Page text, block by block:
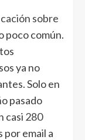
sobre
poco común.
ya no
Solo en
pasado
casi 280
por email a